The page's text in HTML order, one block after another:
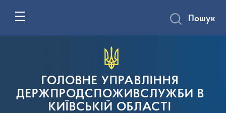
ГОЛОВНЕ УПРАВЛІННЯ
ДЕРЖПРОДСПОЖИВСЛУЖБИ В
КИЇВСЬКІЙ ОБЛАСТІ
Пошук